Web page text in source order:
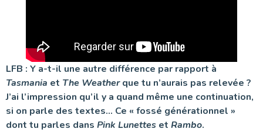
LFB : Y a-t-il une autre différence par rapport à
Tasmania et The Weatherque tu n’aurais pas relevée ?
J’ai l’impression qu’il y a quand même une continuation,
si on parle des textes… Ce « fossé générationnel »
dont tu parles dans Pink Lunettes et Rambo.